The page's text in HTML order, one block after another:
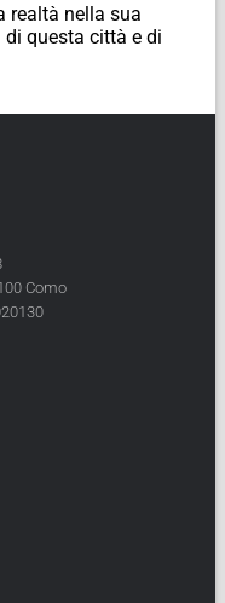
realtà nella sua
questa città e di
Como